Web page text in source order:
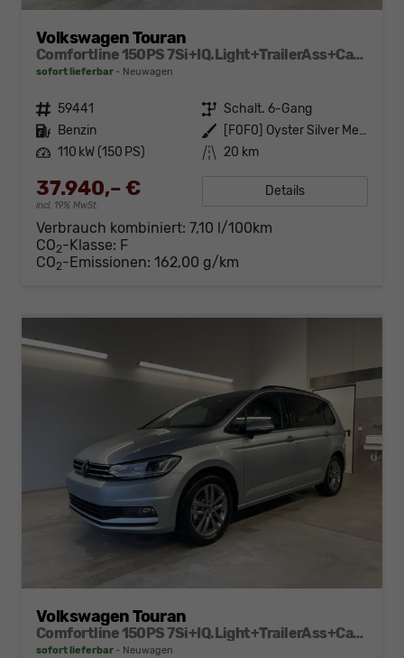
Volkswagen Touran
Comfortline 150PS 7Si+IQ.Light+TrailerAss+Cam+Navi+Kamera+Alarm+Kessy+App-Connect
sofort lieferbar Neuwagen
Fahrzeugnr. 59441 Getriebe Schalt. 6-Gang
Kraftstoff Benzin Außenfarbe
[F0F0] Oyster Silver Metallic
Leistung 110 kW (150 PS) Kilometerstand 20 km
37.940,– €
incl. 19% MwSt.
Details
Verbrauch kombiniert: 7,10 l/100km
CO2-Klasse: F
CO2-Emissionen: 162,00 g/km
Volkswagen Touran
Comfortline 150PS 7Si+IQ.Light+TrailerAss+Cam+Navi+Kamera+Alarm+Kessy+App-Connect
sofort lieferbar Neuwagen